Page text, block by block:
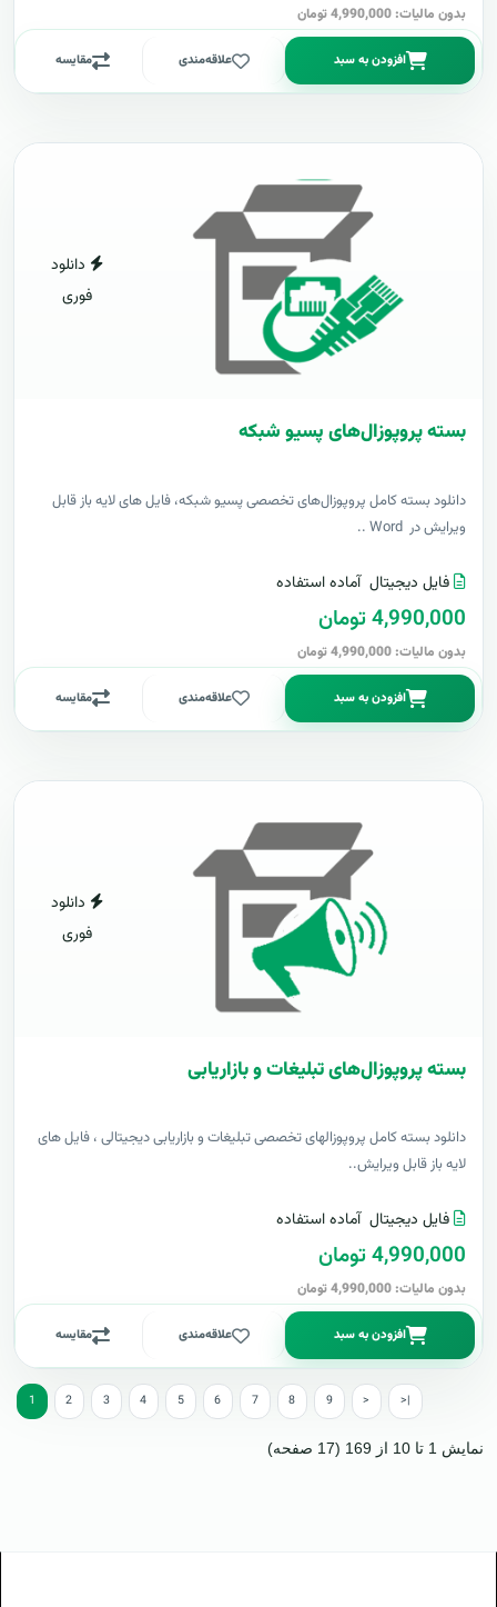
بدون مالیات: 4,990,000 تومان
افزودن به سبد علاقه‌مندی مقایسه
دانلود
فوری
بسته پروپوزال‌های پسیو شبکه
دانلود بسته کامل پروپوزال‌های تخصصی پسیو شبکه، فایل های لایه باز قابل
ویرایش در Word ..
فایل دیجیتال آماده استفاده
4,990,000 تومان
بدون مالیات: 4,990,000 تومان
افزودن به سبد علاقه‌مندی مقایسه
دانلود
فوری
بسته پروپوزال‌های تبلیغات و بازاریابی
دانلود بسته کامل پروپوزالهای تخصصی تبلیغات و بازاریابی دیجیتالی ، فایل های
لایه باز قابل ویرایش..
فایل دیجیتال آماده استفاده
4,990,000 تومان
بدون مالیات: 4,990,000 تومان
افزودن به سبد علاقه‌مندی مقایسه
1 2 3 4 5 6 7 8 9 > >|
نمایش 1 تا 10 از 169 (17 صفحه)